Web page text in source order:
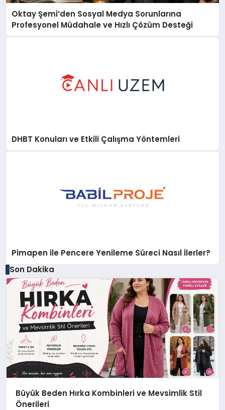
Oktay Şemi’den Sosyal Medya Sorunlarına
Profesyonel Müdahale ve Hızlı Çözüm Desteği
DHBT Konuları ve Etkili Çalışma Yöntemleri
Pimapen ile Pencere Yenileme Süreci Nasıl İlerler?
Son Dakika
Büyük Beden Hırka Kombinleri ve Mevsimlik Stil
Önerileri